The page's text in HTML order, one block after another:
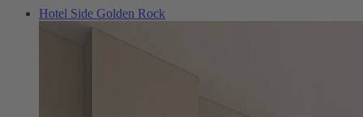
Hotel Side Golden Rock